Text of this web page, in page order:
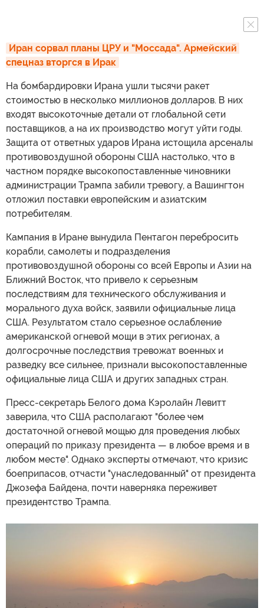
Иран сорвал планы ЦРУ и "Моссада". Армейский
спецназ вторгся в Ирак
На бомбардировки Ирана ушли тысячи ракет
стоимостью в несколько миллионов долларов. В них
входят высокоточные детали от глобальной сети
поставщиков, а на их производство могут уйти годы.
Защита от ответных ударов Ирана истощила арсеналы
противовоздушной обороны США настолько, что в
частном порядке высокопоставленные чиновники
администрации Трампа забили тревогу, а Вашингтон
отложил поставки европейским и азиатским
потребителям.
Кампания в Иране вынудила Пентагон перебросить
корабли, самолеты и подразделения
противовоздушной обороны со всей Европы и Азии на
Ближний Восток, что привело к серьезным
последствиям для технического обслуживания и
морального духа войск, заявили официальные лица
США. Результатом стало серьезное ослабление
американской огневой мощи в этих регионах, а
долгосрочные последствия тревожат военных и
разведку все сильнее, признали высокопоставленные
официальные лица США и других западных стран.
Пресс-секретарь Белого дома Кэролайн Левитт
заверила, что США располагают "более чем
достаточной огневой мощью для проведения любых
операций по приказу президента — в любое время и в
любом месте". Однако эксперты отмечают, что кризис
боеприпасов, отчасти "унаследованный" от президента
Джозефа Байдена, почти наверняка переживет
президентство Трампа.